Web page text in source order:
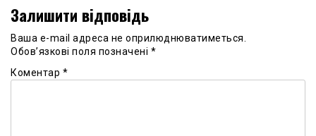
Залишити відповідь
Ваша e-mail адреса не оприлюднюватиметься.
Обов’язкові поля позначені *
Коментар *